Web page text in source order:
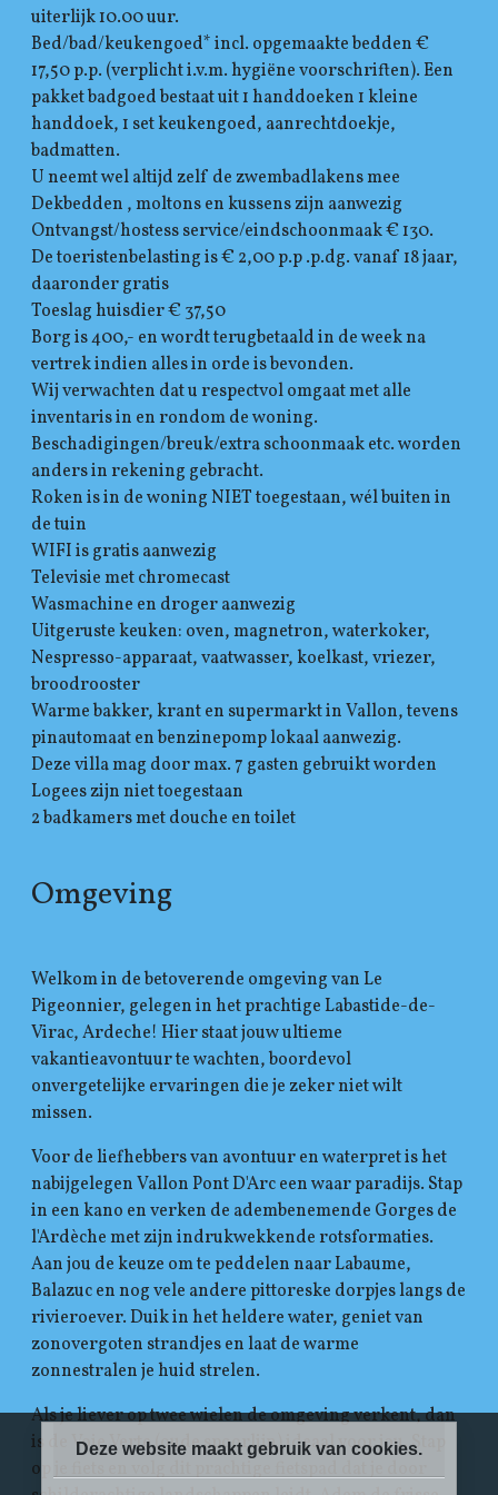
uiterlijk 10.00 uur.
Bed/bad/keukengoed* incl. opgemaakte bedden €
17,50 p.p. (verplicht i.v.m. hygiëne voorschriften). Een
pakket badgoed bestaat uit 1 handdoeken 1 kleine
handdoek, 1 set keukengoed, aanrechtdoekje,
badmatten.
U neemt wel altijd zelf de zwembadlakens mee
Dekbedden , moltons en kussens zijn aanwezig
Ontvangst/hostess service/eindschoonmaak € 130.
De toeristenbelasting is € 2,00 p.p .p.dg. vanaf 18 jaar,
daaronder gratis
Toeslag huisdier € 37,50
Borg is 400,- en wordt terugbetaald in de week na
vertrek indien alles in orde is bevonden.
Wij verwachten dat u respectvol omgaat met alle
inventaris in en rondom de woning.
Beschadigingen/breuk/extra schoonmaak etc. worden
anders in rekening gebracht.
Roken is in de woning NIET toegestaan, wél buiten in
de tuin
WIFI is gratis aanwezig
Televisie met chromecast
Wasmachine en droger aanwezig
Uitgeruste keuken: oven, magnetron, waterkoker,
Nespresso-apparaat, vaatwasser, koelkast, vriezer,
broodrooster
Warme bakker, krant en supermarkt in Vallon, tevens
pinautomaat en benzinepomp lokaal aanwezig.
Deze villa mag door max. 7 gasten gebruikt worden
Logees zijn niet toegestaan
2 badkamers met douche en toilet
Omgeving
Welkom in de betoverende omgeving van Le
Pigeonnier, gelegen in het prachtige Labastide-de-
Virac, Ardeche! Hier staat jouw ultieme
vakantieavontuur te wachten, boordevol
onvergetelijke ervaringen die je zeker niet wilt
missen.
Voor de liefhebbers van avontuur en waterpret is het
nabijgelegen Vallon Pont D'Arc een waar paradijs. Stap
in een kano en verken de adembenemende Gorges de
l'Ardèche met zijn indrukwekkende rotsformaties.
Aan jou de keuze om te peddelen naar Labaume,
Balazuc en nog vele andere pittoreske dorpjes langs de
rivieroever. Duik in het heldere water, geniet van
zonovergoten strandjes en laat de warme
zonnestralen je huid strelen.
Als je liever op twee wielen de omgeving verkent, dan
is de Voie Verte (oude spoorlijn) ideaal voor jou. Stap
op je fiets en volg dit prachtige fietspad dat je door
Deze website maakt gebruik van cookies.